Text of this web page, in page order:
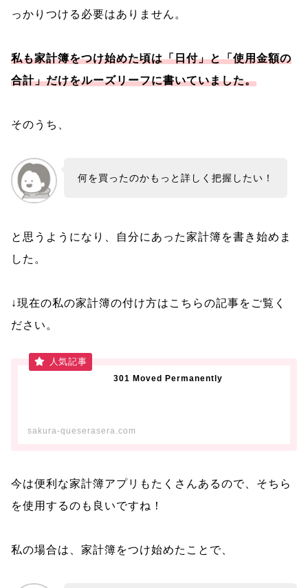
っかりつける必要はありません。
私も家計簿をつけ始めた頃は「日付」と「使用金額の
合計」だけをルーズリーフに書いていました。
そのうち、
何を買ったのかもっと詳しく把握したい！
と思うようになり、自分にあった家計簿を書き始めま
した。
↓現在の私の家計簿の付け方はこちらの記事をご覧く
ださい。
301 Moved Permanently
sakura-queserasera.com
今は便利な家計簿アプリもたくさんあるので、そちら
を使用するのも良いですね！
私の場合は、家計簿をつけ始めたことで、